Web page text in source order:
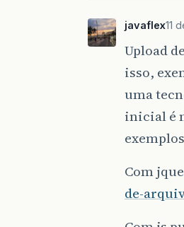
javaflex11
Upload
isso,
uma
inicial é
Com
de-